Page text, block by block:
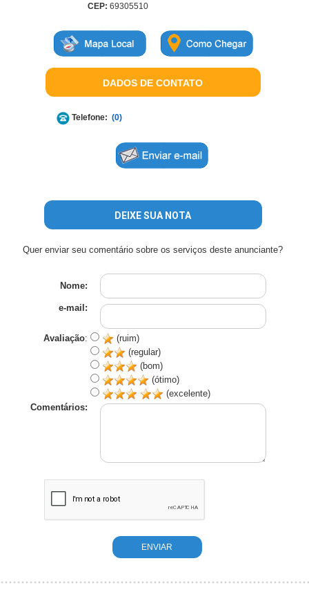
CEP: 69305510
DADOS DE CONTATO
Telefone: (0)
DEIXE SUA NOTA
Quer enviar seu comentário sobre os serviços deste anunciante?
Nome:
e-mail:
Avaliação:
(ruim)
(regular)
(bom)
(ótimo)
(excelente)
Comentários: